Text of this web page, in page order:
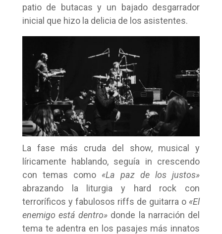
patio de butacas y un bajado desgarrador
inicial que hizo la delicia de los asistentes.
La fase más cruda del show, musical y
líricamente hablando, seguía in crescendo
con temas como «La paz de los justos»
abrazando la liturgia y hard rock con
terroríficos y fabulosos riffs de guitarra o «El
enemigo está dentro» donde la narración del
tema te adentra en los pasajes más innatos